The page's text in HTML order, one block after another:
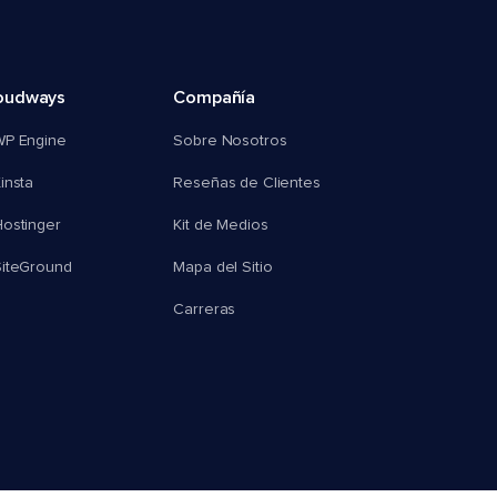
Engine
Compañía
Sobre Nosotros
Reseñas de Clientes
Kit de Medios
Mapa del Sitio
Carreras